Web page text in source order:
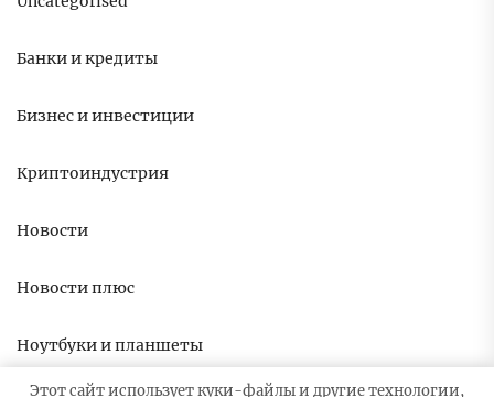
Банки и кредиты
Бизнес и инвестиции
Криптоиндустрия
Новости
Новости плюс
Ноутбуки и планшеты
Этот сайт использует куки-файлы и другие технологии,